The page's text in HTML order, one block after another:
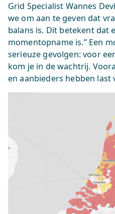
Grid Specialist Wannes
we om aan te geven dat
balans is. Dit betekent dat
momentopname is.” Een
serieuze gevolgen: voor
kom je in de wachtrij.
en aanbieders hebben last